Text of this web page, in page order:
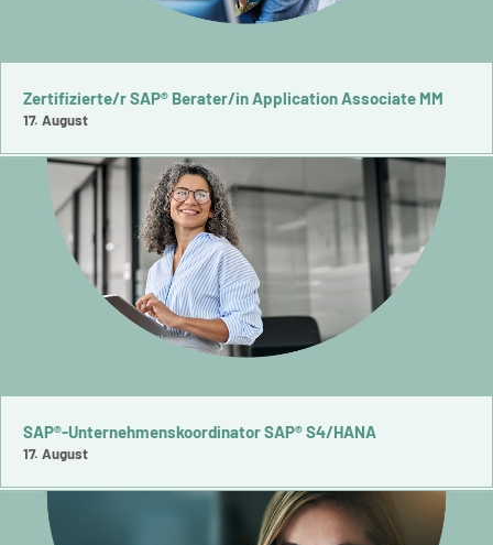
Zertifizierte/r SAP® Berater/in Application Associate MM
17. August
SAP®-Unternehmenskoordinator SAP® S4/HANA
17. August